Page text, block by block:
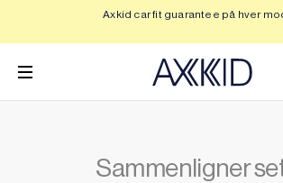
innhold
Axkid car fit guarantee på hver
Sammenligner